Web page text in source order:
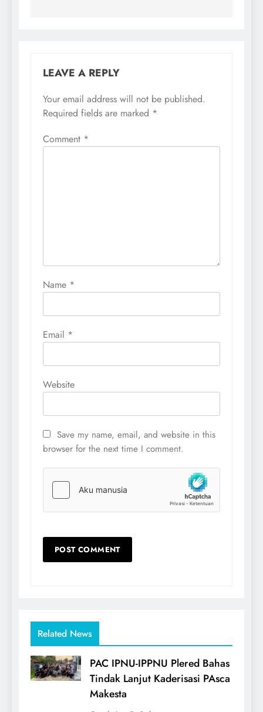
LEAVE A REPLY
Your email address will not be published.
Required fields are marked *
Comment *
Name *
Email *
Website
Save my name, email, and website in this
browser for the next time I comment.
Related News
PAC IPNU-IPPNU Plered Bahas
Tindak Lanjut Kaderisasi PAsca
Makesta